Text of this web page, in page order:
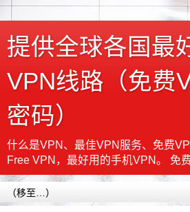
提供全球各国最
VPN线路（免费
密码）
什么是VPN、最佳VPN服务、免费
Free VPN，最好用的手机VPN。 免